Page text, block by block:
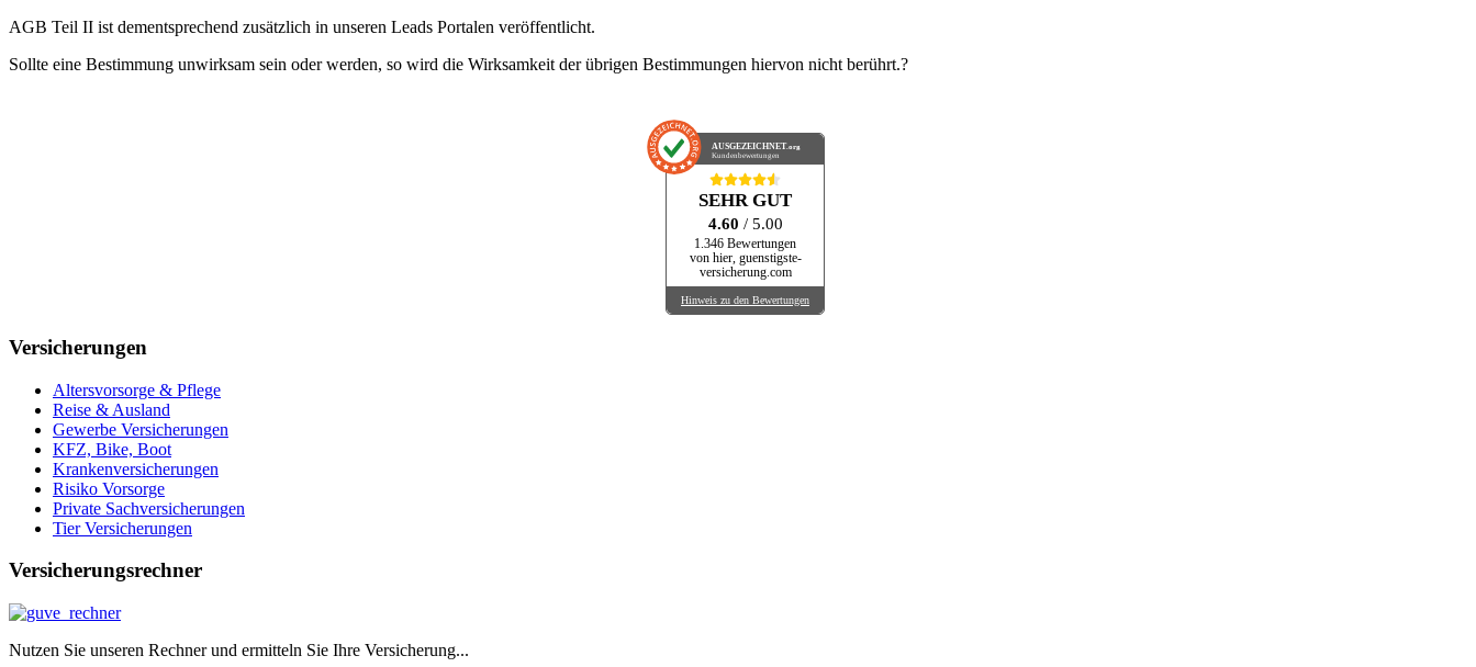
AGB Teil II ist dementsprechend zusätzlich in unseren Leads Portalen veröffentlicht.
Sollte eine Bestimmung unwirksam sein oder werden, so wird die Wirksamkeit der übrigen Bestimmungen hiervon nicht berührt.?
AUSGEZEICHNET.org
Kundenbewertungen
SEHR GUT
4.60 / 5.00
1.346 Bewertungen
von hier, guenstigste-
versicherung.com
Hinweis zu den Bewertungen
Versicherungen
Altersvorsorge & Pflege
Reise & Ausland
Gewerbe Versicherungen
KFZ, Bike, Boot
Krankenversicherungen
Risiko Vorsorge
Private Sachversicherungen
Tier Versicherungen
Versicherungsrechner
Nutzen Sie unseren Rechner und ermitteln Sie Ihre Versicherung...